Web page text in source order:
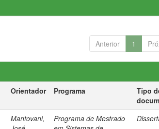
Anterior 1
Orientador Programa
Tipo
Mantovani,
Programa de Mestrado